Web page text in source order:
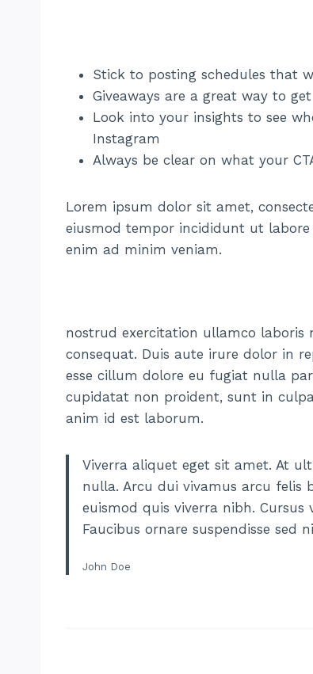
Stick to posting schedules that
Giveaways are a great way to
Look into your insights to see
Instagram
Always be clear on what your
Lorem ipsum dolor sit amet,
eiusmod tempor incididunt ut
enim ad minim veniam.
nostrud exercitation ullamco laboris
consequat. Duis aute irure dolor in
esse cillum dolore eu fugiat nulla
cupidatat non proident, sunt in
anim id est laborum.
Viverra aliquet eget sit amet. At
nulla. Arcu dui vivamus arcu felis
euismod quis viverra nibh. Cursus
Faucibus ornare suspendisse sed
John Doe